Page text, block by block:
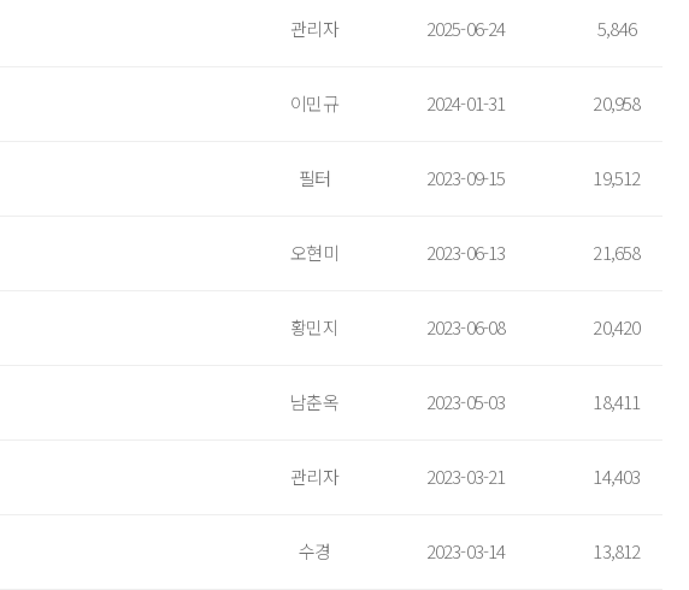
관리자 2025-06-24 5,846
이민규 2024-01-31 20,958
필터 2023-09-15 19,512
오현미 2023-06-13 21,658
황민지 2023-06-08 20,420
남춘옥 2023-05-03 18,411
관리자 2023-03-21 14,403
수경 2023-03-14 13,812